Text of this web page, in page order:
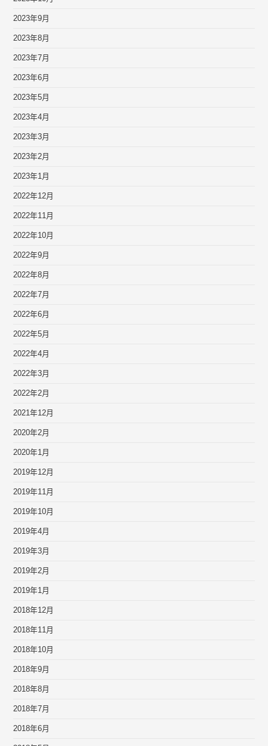
2023年9月
2023年8月
2023年7月
2023年6月
2023年5月
2023年4月
2023年3月
2023年2月
2023年1月
2022年12月
2022年11月
2022年10月
2022年9月
2022年8月
2022年7月
2022年6月
2022年5月
2022年4月
2022年3月
2022年2月
2021年12月
2020年2月
2020年1月
2019年12月
2019年11月
2019年10月
2019年4月
2019年3月
2019年2月
2019年1月
2018年12月
2018年11月
2018年10月
2018年9月
2018年8月
2018年7月
2018年6月